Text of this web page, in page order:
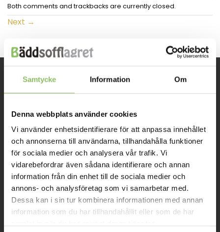
Samtycke Information Om
Denna webbplats använder cookies
Vi använder enhetsidentifierare för att anpassa innehållet
och annonserna till användarna, tillhandahålla funktioner
för sociala medier och analysera vår trafik. Vi
vidarebefordrar även sådana identifierare och annan
information från din enhet till de sociala medier och
annons- och analysföretag som vi samarbetar med.
Dessa kan i sin tur kombinera informationen med annan
information som du har tillhandahållit eller som de har
Both comments and trackbacks are currently closed.
Next →
Om oss
Kontakt
Mitt konto
Köpvillkor
Leverans
Prisgaranti
Reklamation